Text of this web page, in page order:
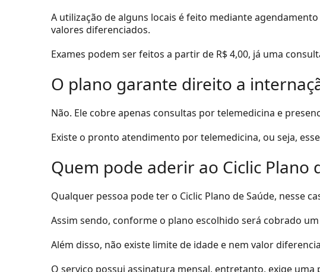
A utilização de alguns locais é feito mediante
valores diferenciados.
Exames podem ser feitos a partir de R$ 4,00, já uma
O plano garante direito a
Não. Ele cobre apenas consultas por telemedicina e
Existe o pronto atendimento por telemedicina, ou seja,
Quem pode aderir ao Ciclic Plano
Qualquer pessoa pode ter o Ciclic Plano de Saúde, nesse
Assim sendo, conforme o plano escolhido será cobrado
Além disso, não existe limite de idade e nem valor
O serviço possui assinatura mensal, entretanto, exige uma